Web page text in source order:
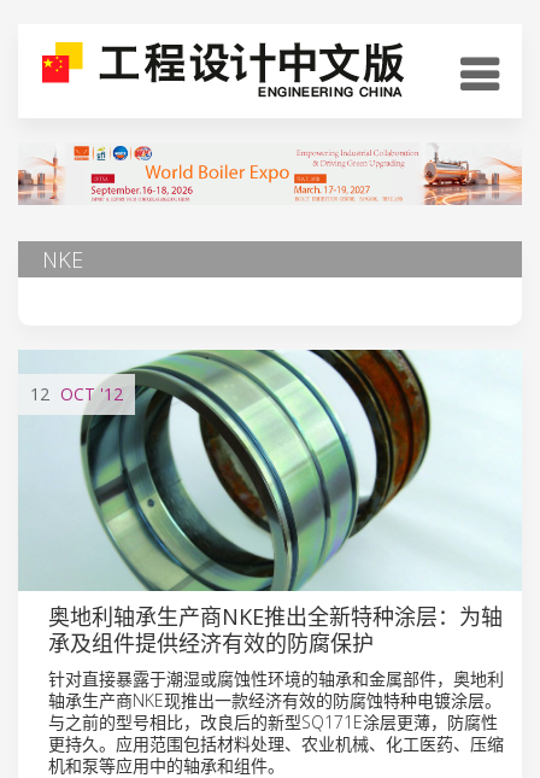
NKE
12 OCT'12
奥地利轴承生产商NKE推出全新特种涂层：为轴
承及组件提供经济有效的防腐保护
针对直接暴露于潮湿或腐蚀性环境的轴承和金属部件，奥地利
轴承生产商NKE现推出一款经济有效的防腐蚀特种电镀涂层。
与之前的型号相比，改良后的新型SQ171E涂层更薄，防腐性
更持久。应用范围包括材料处理、农业机械、化工医药、压缩
机和泵等应用中的轴承和组件。